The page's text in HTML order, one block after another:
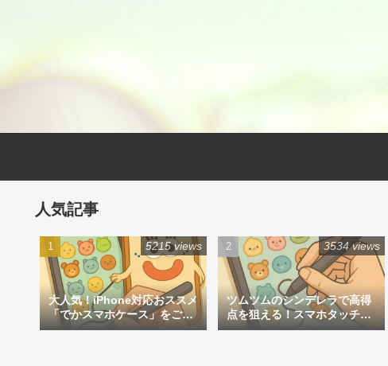
人気記事
大人気！iPhone対応おススメ
「でかスマホケース」をご紹
介
5215 views
ツムツムのシンデレラで高得
点を狙える！スマホタッチペ
ン
3534 views